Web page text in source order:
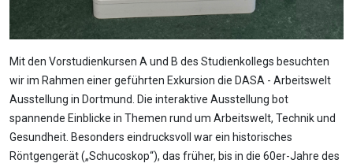
Mit den Vorstudienkursen A und B des Studienkollegs besuchten
wir im Rahmen einer geführten Exkursion die DASA - Arbeitswelt
Ausstellung in Dortmund. Die interaktive Ausstellung bot
spannende Einblicke in Themen rund um Arbeitswelt, Technik und
Gesundheit. Besonders eindrucksvoll war ein historisches
Röntgengerät („Schucoskop“), das früher, bis in die 60er-Jahre des